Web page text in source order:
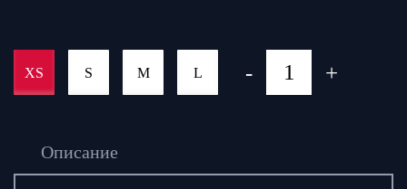
XS S M L - +
Описание